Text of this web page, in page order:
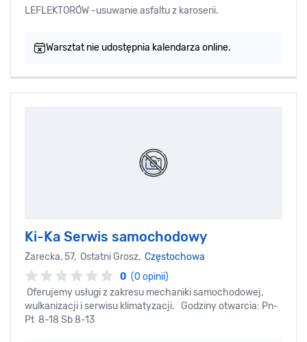
LEFLEKTORÓW -usuwanie asfaltu z karoserii.
Warsztat nie udostępnia kalendarza online.
Ki-Ka Serwis samochodowy
Żarecka, 57, Ostatni Grosz, Częstochowa
0 (0 opinii)
Oferujemy usługi z zakresu mechaniki samochodowej,
wulkanizacji i serwisu klimatyzacji. Godziny otwarcia: Pn-
Pt 8-18 Sb 8-13